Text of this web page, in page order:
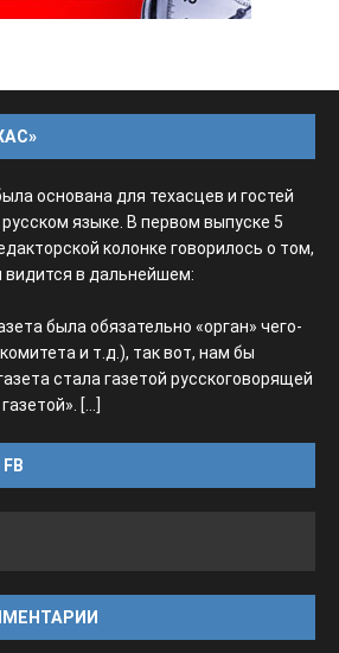
основана для техасцев и гостей
языке. В первом выпуске 5
колонке говорилось о том,
видится в дальнейшем:
была обязательно «орган» чего-
и т.д.), так вот, нам бы
стала газетой русскоговорящей
[...]